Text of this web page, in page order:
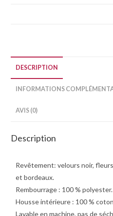
DESCRIPTION
INFORMATIONS
AVIS (0)
Description
Revêtement: velours noir,
et bordeaux.
Rembourrage : 100 % polyester.
Housse intérieure : 100 %
Lavable en machine, pas de